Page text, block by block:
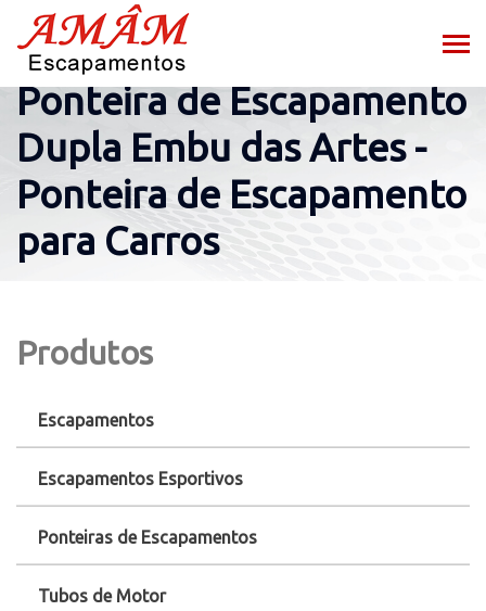
Ponteira de Escapamento
Dupla Embu das Artes -
Ponteira de Escapamento
para Carros
Produtos
Escapamentos
Escapamentos Esportivos
Ponteiras de Escapamentos
Tubos de Motor